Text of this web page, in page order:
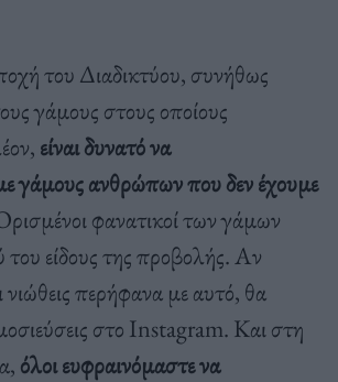
του Διαδικτύου, συνήθως
γάμους στους οποίους
είναι δυνατό να
γάμους ανθρώπων που δεν έχουμε
φανατικοί των γάμων
του είδους της προβολής. Αν
νιώθεις περήφανα με αυτό, θα
στο Instagram. Και στη
όλοι ευφραινόμαστε να